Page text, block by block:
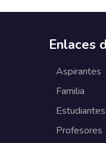
Enlaces
Aspirantes
Familia
Estudiantes
Profesores